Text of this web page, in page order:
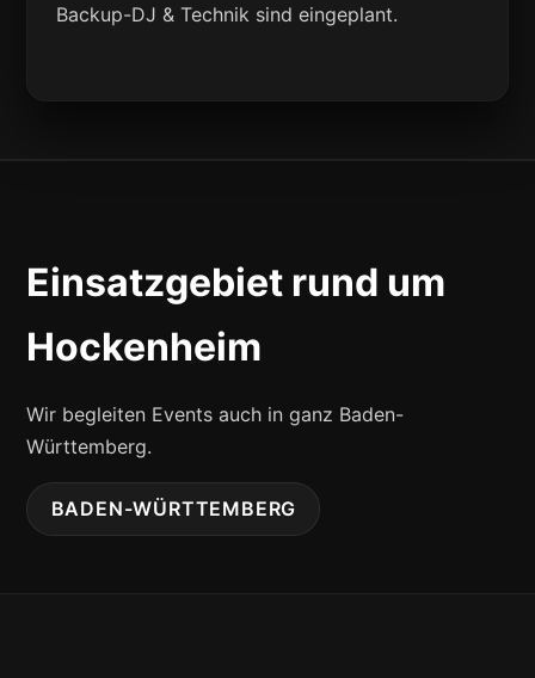
Backup-DJ & Technik sind eingeplant.
Einsatzgebiet rund um
Hockenheim
Wir begleiten Events auch in ganz Baden-
Württemberg.
BADEN-WÜRTTEMBERG